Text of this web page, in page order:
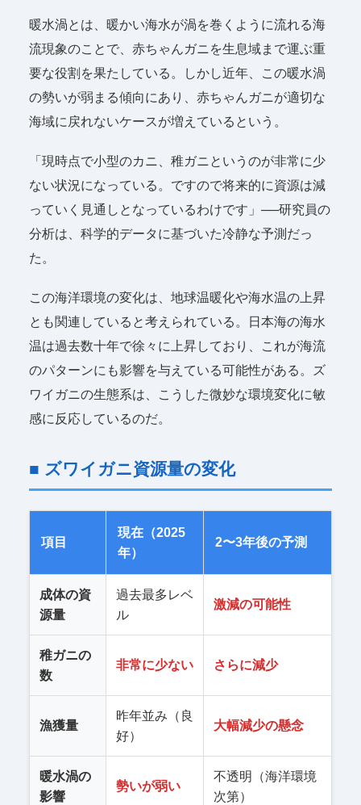
暖水渦とは、暖かい海水が渦を巻くように流れる海
流現象のことで、赤ちゃんガニを生息域まで運ぶ重
要な役割を果たしている。しかし近年、この暖水渦
の勢いが弱まる傾向にあり、赤ちゃんガニが適切な
海域に戻れないケースが増えているという。
「現時点で小型のカニ、稚ガニというのが非常に少
ない状況になっている。ですので将来的に資源は減
っていく見通しとなっているわけです」──研究員の
分析は、科学的データに基づいた冷静な予測だっ
た。
この海洋環境の変化は、地球温暖化や海水温の上昇
とも関連していると考えられている。日本海の海水
温は過去数十年で徐々に上昇しており、これが海流
のパターンにも影響を与えている可能性がある。ズ
ワイガニの生態系は、こうした微妙な環境変化に敏
感に反応しているのだ。
■ ズワイガニ資源量の変化
項目
現在（2025
年）
2〜3年後の予測
成体の資
源量
過去最多レベ
ル
激減の可能性
稚ガニの
数
非常に少ない さらに減少
漁獲量
昨年並み（良
好）
大幅減少の懸念
暖水渦の
影響
勢いが弱い
不透明（海洋環境
次第）